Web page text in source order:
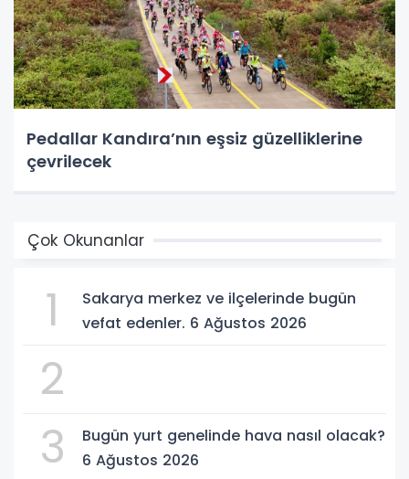
Pedallar Kandıra’nın eşsiz güzelliklerine
çevrilecek
Çok Okunanlar
1
Sakarya merkez ve ilçelerinde bugün
vefat edenler. 6 Ağustos 2026
2
3
Bugün yurt genelinde hava nasıl olacak?
6 Ağustos 2026